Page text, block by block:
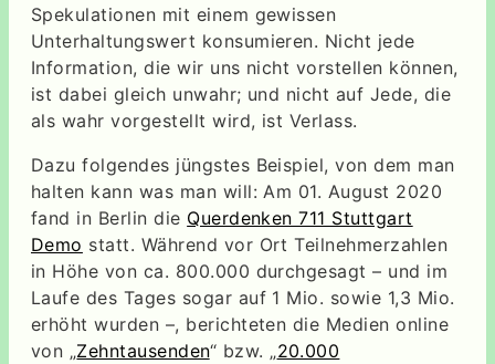
Spekulationen mit einem gewissen
Unterhaltungswert konsumieren. Nicht jede
Information, die wir uns nicht vorstellen können,
ist dabei gleich unwahr; und nicht auf Jede, die
als wahr vorgestellt wird, ist Verlass.
Dazu folgendes jüngstes Beispiel, von dem man
halten kann was man will: Am 01. August 2020
fand in Berlin die Querdenken 711 Stuttgart
Demo statt. Während vor Ort Teilnehmerzahlen
in Höhe von ca. 800.000 durchgesagt – und im
Laufe des Tages sogar auf 1 Mio. sowie 1,3 Mio.
erhöht wurden –, berichteten die Medien online
von „Zehntausenden“ bzw. „20.000